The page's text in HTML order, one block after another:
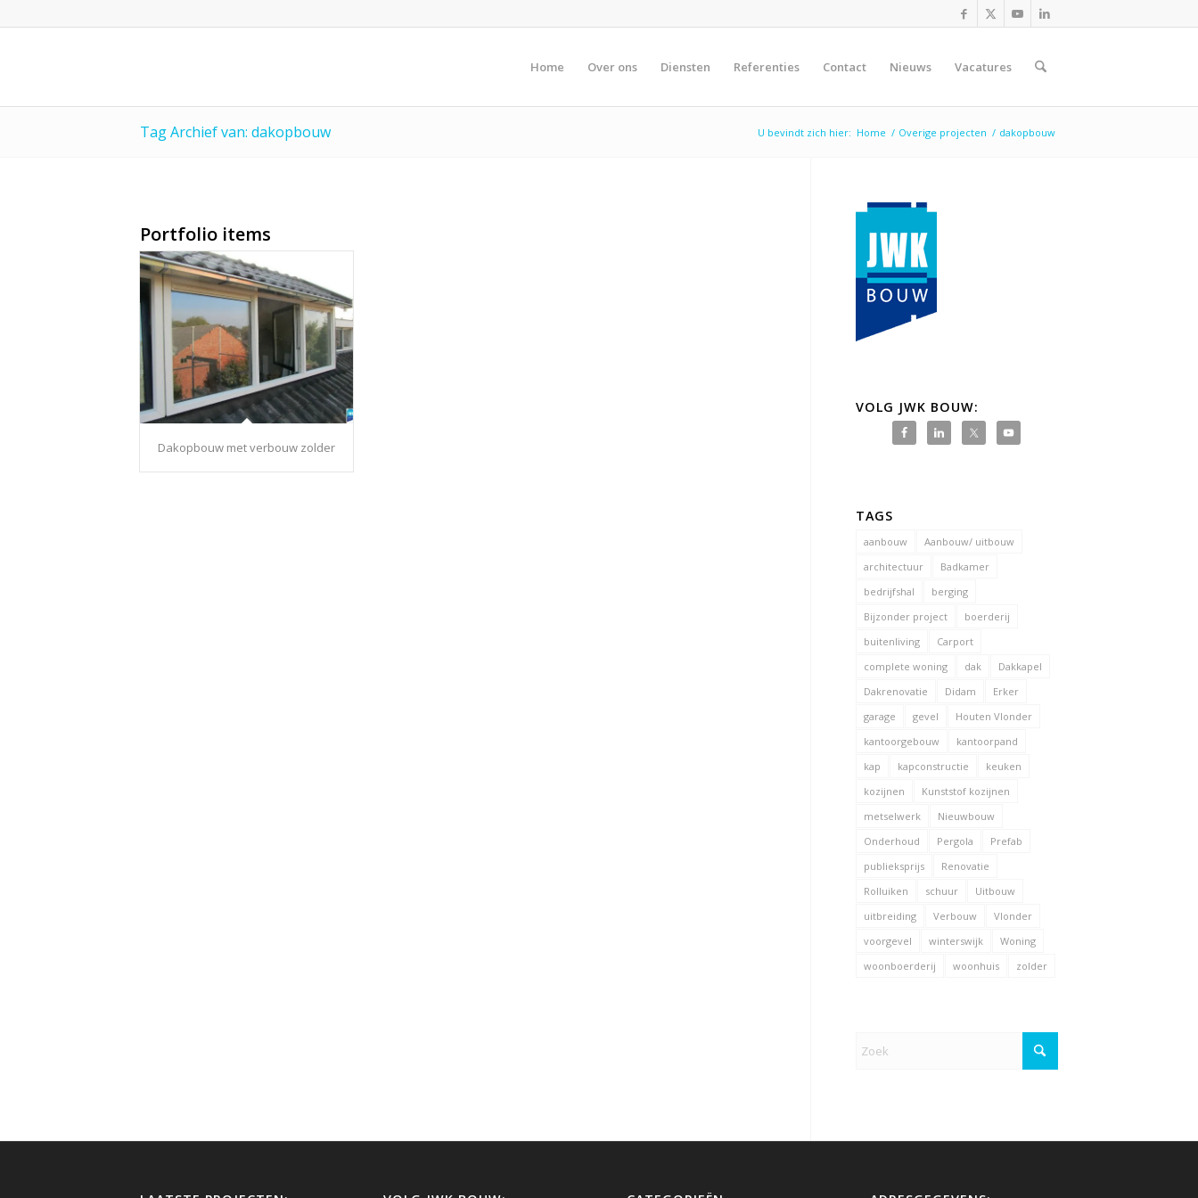
Home Over ons Diensten Referenties Contact Nieuws Vacatures
Tag Archief van: dakopbouw U bevindt zich hier: Home / Overige projecten / dakopbouw
Portfolio items
Dakopbouw met verbouw zolder
VOLG JWK BOUW:
TAGS
aanbouw
Aanbouw/ uitbouw
architectuur
Badkamer
bedrijfshal
berging
Bijzonder project
boerderij
buitenliving
Carport
complete woning
dak
Dakkapel
Dakrenovatie
Didam
Erker
garage
gevel
Houten Vlonder
kantoorgebouw
kantoorpand
kap
kapconstructie
keuken
kozijnen
Kunststof kozijnen
metselwerk
Nieuwbouw
Onderhoud
Pergola
Prefab
publieksprijs
Renovatie
Rolluiken
schuur
Uitbouw
uitbreiding
Verbouw
Vlonder
voorgevel
winterswijk
Woning
woonboerderij
woonhuis zolder